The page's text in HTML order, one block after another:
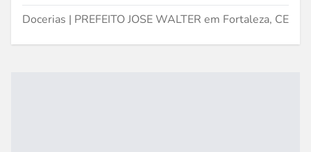
Docerias | PREFEITO JOSE WALTER em Fortaleza, CE